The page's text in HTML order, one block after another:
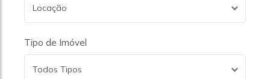
Locação
Tipo de Imóvel
Todos Tipos